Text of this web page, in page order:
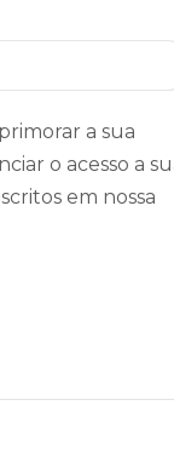
a sua
o acesso a
em nossa